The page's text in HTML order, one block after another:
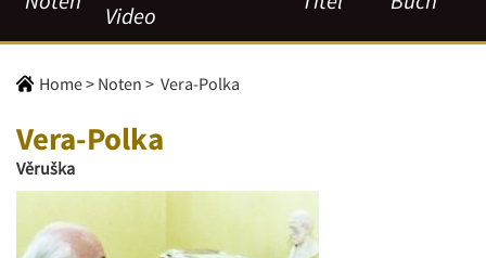
Video
Home> Noten > Vera-Polka
Vera-Polka
Věruška